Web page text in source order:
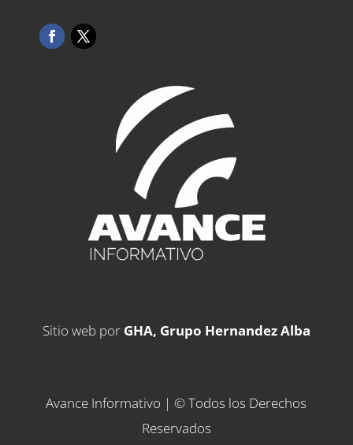
Sitio web por GHA, Grupo Hernandez Alba
Avance Informativo | © Todos los Derechos
Reservados